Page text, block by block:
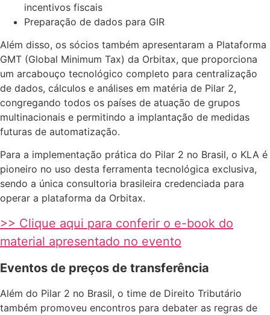
incentivos fiscais
Preparação de dados para GIR
Além disso, os sócios também apresentaram a Plataforma
GMT (Global Minimum Tax) da Orbitax, que proporciona
um arcabouço tecnológico completo para centralização
de dados, cálculos e análises em matéria de Pilar 2,
congregando todos os países de atuação de grupos
multinacionais e permitindo a implantação de medidas
futuras de automatização.
Para a implementação prática do Pilar 2 no Brasil, o KLA é
pioneiro no uso desta ferramenta tecnológica exclusiva,
sendo a única consultoria brasileira credenciada para
operar a plataforma da Orbitax.
>> Clique aqui para conferir o e-book do
material apresentado no evento
Eventos de preços de transferência
Além do Pilar 2 no Brasil, o time de Direito Tributário
também promoveu encontros para debater as regras de